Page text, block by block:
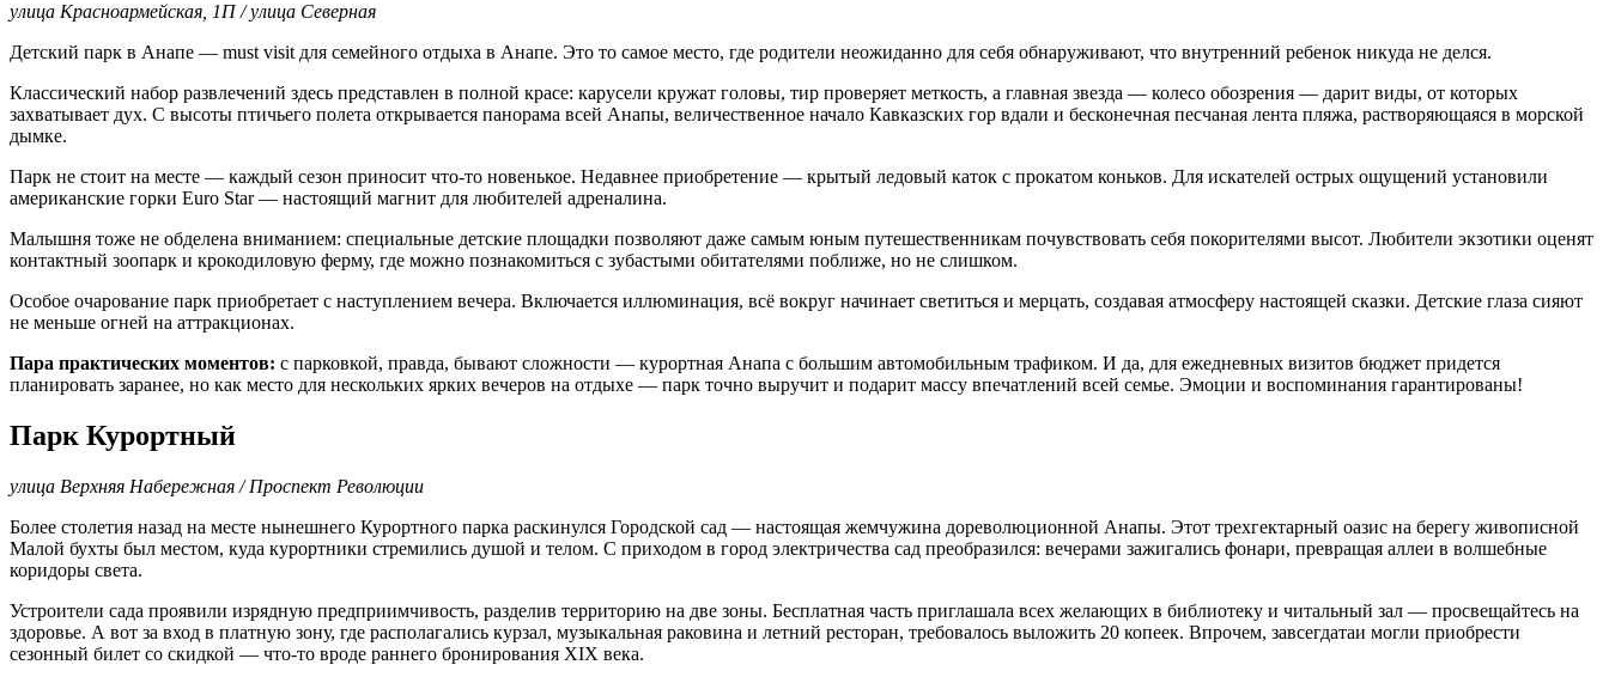
улица Красноармейская, 1П / улица Северная
Детский парк в Анапе — must visit для семейного отдыха в Анапе. Это то самое место, где родители неожиданно для себя обнаруживают, что внутренний ребенок никуда не делся.
Классический набор развлечений здесь представлен в полной красе: карусели кружат головы, тир проверяет меткость, а главная звезда — колесо обозрения — дарит виды, от которых
захватывает дух. С высоты птичьего полета открывается панорама всей Анапы, величественное начало Кавказских гор вдали и бесконечная песчаная лента пляжа, растворяющаяся в морской
дымке.
Парк не стоит на месте — каждый сезон приносит что-то новенькое. Недавнее приобретение — крытый ледовый каток с прокатом коньков. Для искателей острых ощущений установили
американские горки Euro Star — настоящий магнит для любителей адреналина.
Малышня тоже не обделена вниманием: специальные детские площадки позволяют даже самым юным путешественникам почувствовать себя покорителями высот. Любители экзотики оценят
контактный зоопарк и крокодиловую ферму, где можно познакомиться с зубастыми обитателями поближе, но не слишком.
Особое очарование парк приобретает с наступлением вечера. Включается иллюминация, всё вокруг начинает светиться и мерцать, создавая атмосферу настоящей сказки. Детские глаза сияют
не меньше огней на аттракционах.
Пара практических моментов: с парковкой, правда, бывают сложности — курортная Анапа с большим автомобильным трафиком. И да, для ежедневных визитов бюджет придется
планировать заранее, но как место для нескольких ярких вечеров на отдыхе — парк точно выручит и подарит массу впечатлений всей семье. Эмоции и воспоминания гарантированы!
Парк Курортный
улица Верхняя Набережная / Проспект Революции
Более столетия назад на месте нынешнего Курортного парка раскинулся Городской сад — настоящая жемчужина дореволюционной Анапы. Этот трехгектарный оазис на берегу живописной
Малой бухты был местом, куда курортники стремились душой и телом. С приходом в город электричества сад преобразился: вечерами зажигались фонари, превращая аллеи в волшебные
коридоры света.
Устроители сада проявили изрядную предприимчивость, разделив территорию на две зоны. Бесплатная часть приглашала всех желающих в библиотеку и читальный зал — просвещайтесь на
здоровье. А вот за вход в платную зону, где располагались курзал, музыкальная раковина и летний ресторан, требовалось выложить 20 копеек. Впрочем, завсегдатаи могли приобрести
сезонный билет со скидкой — что-то вроде раннего бронирования XIX века.